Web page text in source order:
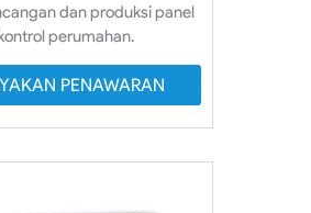
dan produksi panel
perumahan.
PENAWARAN